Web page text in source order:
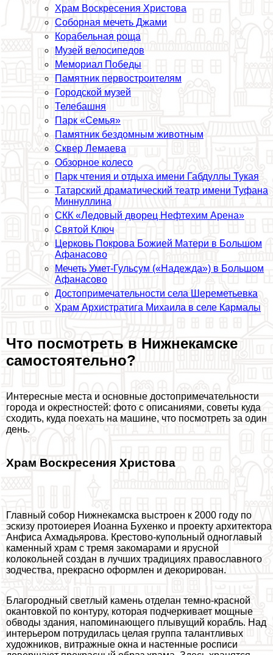
Храм Воскресения Христова
Соборная мечеть Джами
Корабельная роща
Музей велосипедов
Мемориал Победы
Памятник первостроителям
Городской музей
Телeбашня
Парк «Семья»
Памятник бездомным животным
Сквер Лемаева
Обзорное колесо
Парк чтения и отдыха имени Габдуллы Тукая
Татарский драматический театр имени Туфана
Миннуллина
СКК «Ледовый дворец Нефтехим Арена»
Святой Ключ
Церковь Покрова Божией Матери в Большом
Афанасово
Мечеть Умет-Гульсум («Надежда») в Большом
Афанасово
Достопримечательности села Шереметьевка
Храм Архистратига Михаила в селе Кармалы
Что посмотреть в Нижнекамске
самостоятельно?
Интересные места и основные достопримечательности
города и окрестностей: фото с описаниями, советы куда
сходить, куда поехать на машине, что посмотреть за один
день.
Храм Воскресения Христова
Главный собор Нижнекамска выстроен к 2000 году по
эскизу протоиерея Иоанна Бухенко и проекту архитектора
Анфиса Ахмадьярова. Крестово-купольный одноглавый
каменный храм с тремя закомарами и ярусной
колокольней создан в лучших традициях православного
зодчества, прекрасно оформлен и декорирован.
Благородный светлый камень отделан темно-красной
окантовкой по контуру, которая подчеркивает мощные
обводы здания, напоминающего плывущий корабль. Над
интерьером потрудилась целая группа талантливых
художников, витражные окна и настенные росписи